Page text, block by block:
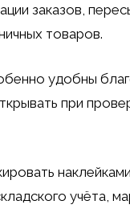
заказов,
товаров.
удобны
при
учёта,